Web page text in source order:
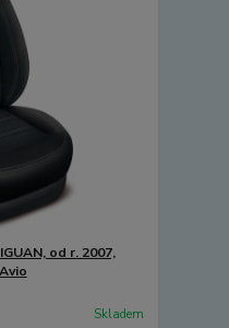
od r. 2007,
Skladem